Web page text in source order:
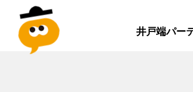
井戸端パー